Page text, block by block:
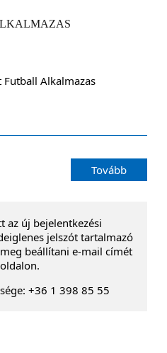
Futball Alkalmazas
Tovább
az új bejelentkezési
jelszót tartalmazó
beállítani e-mail címét
oldalon.
+36 1 398 85 55